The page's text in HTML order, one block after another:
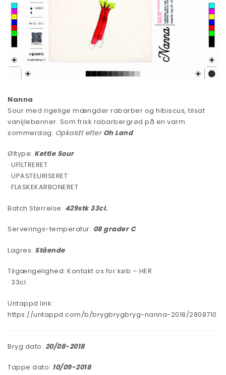
Nanna
Sour med rigelige mængder rabarber og hibiscus, tilsat
vanijlebønner. Som frisk rabarbergrød på en varm
sommerdag. Opkaldt efter Oh Land.
Øltype: Kettle Sour
· UFILTRERET
· UPASTEURISERET
· FLASKEKARBONERET
Batch Størrelse: 429stk 33cl.
Serverings-temperatur: 08grader C
Lagres: Stående
Tilgængelighed: Kontakt os for køb – HER
· 33cl
Untappd link:
https://untappd.com/b/brygbrygbryg-nanna-2018/2808710
Bryg dato: 20/08-2018
Tappe dato: 10/09-2018